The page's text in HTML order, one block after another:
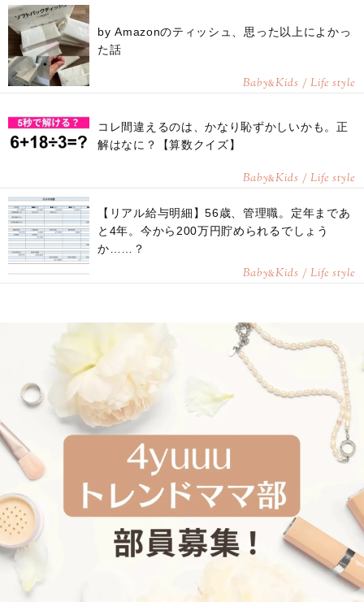
by Amazonのティッシュ、思った以上によかっ
た話
Baby&Kids / Life style
コレ間違えるのは、かなり恥ずかしいかも。正
解はなに？【算数クイズ】
Baby&Kids / Life style
【リアル給与明細】56歳、管理職。定年まであ
と4年。今から200万円貯められるでしょう
か……？
Baby&Kids / Life style